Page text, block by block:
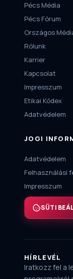
Pécs Média
Pécs Fórum
Országos
Rólunk
Karrier
Kapcsolat
Impresszum
Etikai Kódex
Adatvédelem
JOGI
Adatvédelem
Felhasználási
Impresszum
SÜTI
HÍRLEVÉL
Iratkozz fel a